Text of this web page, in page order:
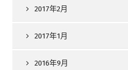
2017年2月
2017年1月
2016年9月